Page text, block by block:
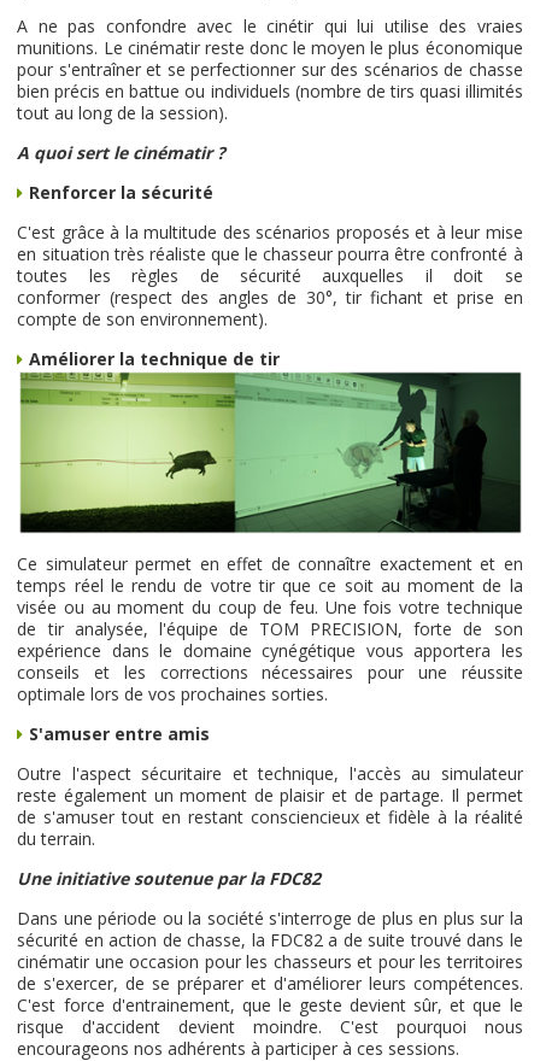
A ne pas confondre avec le cinétir qui lui utilise des vraies
munitions. Le cinématir reste donc le moyen le plus économique
pour s'entraîner et se perfectionner sur des scénarios de chasse
bien précis en battue ou individuels (nombre de tirs quasi illimités
tout au long de la session).
A quoi sert le cinématir ?
Renforcer la sécurité
C'est grâce à la multitude des scénarios proposés et à leur mise
en situation très réaliste que le chasseur pourra être confronté à
toutes les règles de sécurité auxquelles il doit se
conformer (respect des angles de 30°, tir fichant et prise en
compte de son environnement).
Améliorer la technique de tir
Ce simulateur permet en effet de connaître exactement et en
temps réel le rendu de votre tir que ce soit au moment de la
visée ou au moment du coup de feu. Une fois votre technique
de tir analysée, l'équipe de TOM PRECISION, forte de son
expérience dans le domaine cynégétique vous apportera les
conseils et les corrections nécessaires pour une réussite
optimale lors de vos prochaines sorties.
S'amuser entre amis
Outre l'aspect sécuritaire et technique, l'accès au simulateur
reste également un moment de plaisir et de partage. Il permet
de s'amuser tout en restant consciencieux et fidèle à la réalité
du terrain.
Une initiative soutenue par la FDC82
Dans une période ou la société s'interroge de plus en plus sur la
sécurité en action de chasse, la FDC82 a de suite trouvé dans le
cinématir une occasion pour les chasseurs et pour les territoires
de s'exercer, de se préparer et d'améliorer leurs compétences.
C'est force d'entrainement, que le geste devient sûr, et que le
risque d'accident devient moindre. C'est pourquoi nous
encourageons nos adhérents à participer à ces sessions.